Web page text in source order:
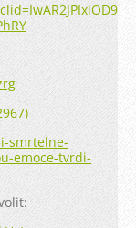
smrtelne-
emoce-tvrdi-